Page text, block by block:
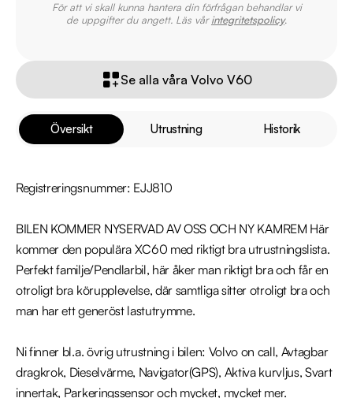
Översikt Utrustning Historik
Registreringsnummer: EJJ810
BILEN KOMMER NYSERVAD AV OSS OCH NY KAMREM Här
kommer den populära XC60 med riktigt bra utrustningslista.
Perfekt familje/Pendlarbil, här åker man riktigt bra och får en
otroligt bra körupplevelse, där samtliga sitter otroligt bra och
man har ett generöst lastutrymme.
Ni finner bl.a. övrig utrustning i bilen: Volvo on call, Avtagbar
dragkrok, Dieselvärme, Navigator(GPS), Aktiva kurvljus, Svart
innertak, Parkeringssensor och mycket, mycket mer.
För att vi skall kunna hantera din förfrågan behandlar vi
de uppgifter du angett. Läs vårintegritetspolicy.
Se alla våra Volvo V60